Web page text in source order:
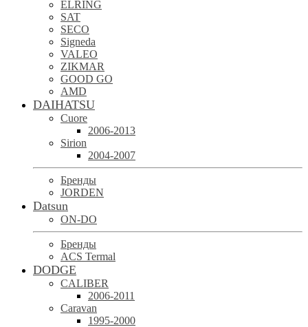
ELRING
SAT
SECO
Signeda
VALEO
ZIKMAR
GOOD GO
AMD
DAIHATSU
Cuore
2006-2013
Sirion
2004-2007
Бренды
JORDEN
Datsun
ON-DO
Бренды
ACS Termal
DODGE
CALIBER
2006-2011
Caravan
1995-2000